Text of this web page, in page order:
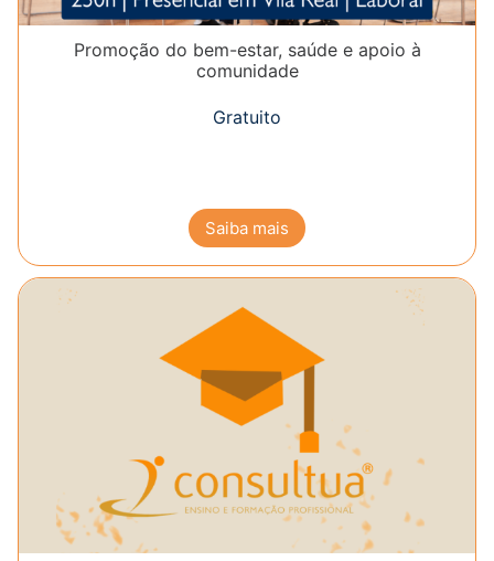
Promoção do bem-estar, saúde e apoio à
comunidade
Gratuito
Saiba mais